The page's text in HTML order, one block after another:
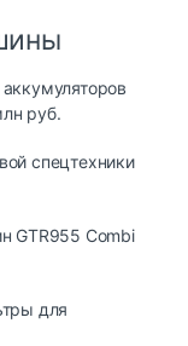
руб.
спецтехники
GTR955 Combi
для